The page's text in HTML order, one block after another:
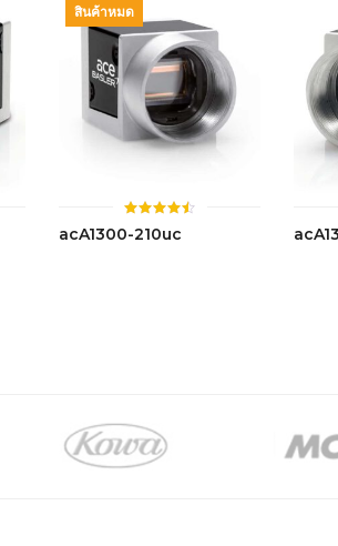
สินค้าหมด
ให้
คะแนน
acA1300-210uc